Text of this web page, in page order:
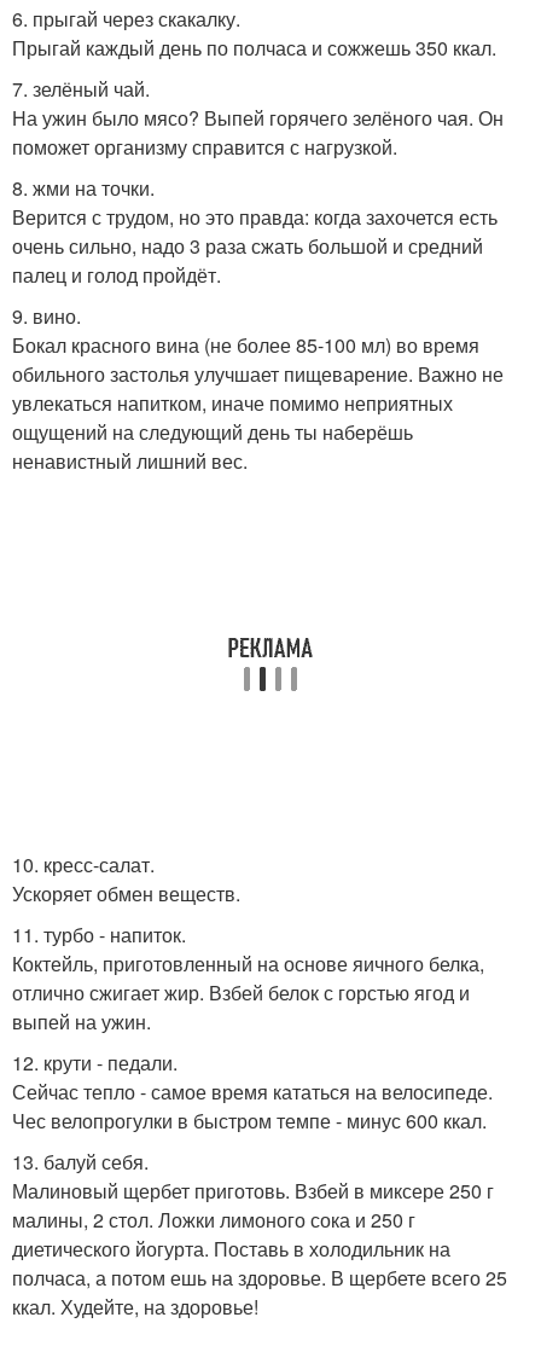
6. прыгай через скакалку.
Прыгай каждый день по полчаса и сожжешь 350 ккал.
7. зелёный чай.
На ужин было мясо? Выпей горячего зелёного чая. Он
поможет организму справится с нагрузкой.
8. жми на точки.
Верится с трудом, но это правда: когда захочется есть
очень сильно, надо 3 раза сжать большой и средний
палец и голод пройдёт.
9. вино.
Бокал красного вина (не более 85-100 мл) во время
обильного застолья улучшает пищеварение. Важно не
увлекаться напитком, иначе помимо неприятных
ощущений на следующий день ты наберёшь
ненавистный лишний вес.
10. кресс-салат.
Ускоряет обмен веществ.
11. турбо - напиток.
Коктейль, приготовленный на основе яичного белка,
отлично сжигает жир. Взбей белок с горстью ягод и
выпей на ужин.
12. крути - педали.
Сейчас тепло - самое время кататься на велосипеде.
Чес велопрогулки в быстром темпе - минус 600 ккал.
13. балуй себя.
Малиновый щербет приготовь. Взбей в миксере 250 г
малины, 2 стол. Ложки лимоного сока и 250 г
диетического йогурта. Поставь в холодильник на
полчаса, а потом ешь на здоровье. В щербете всего 25
ккал. Худейте, на здоровье!